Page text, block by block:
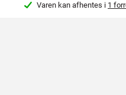
Varen kan afhentes i 1